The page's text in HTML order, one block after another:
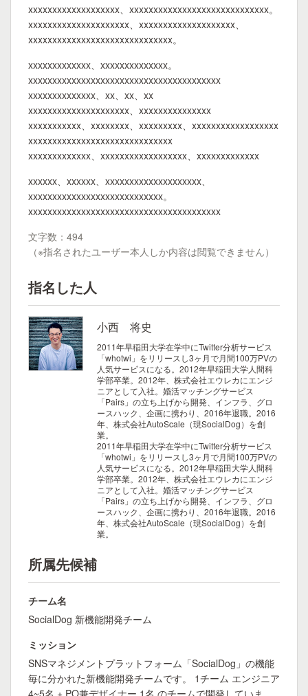
xxxxxxxxxxxxxxxxxxx、xxxxxxxxxxxxxxxxxxxxxxxxxxxxx。
xxxxxxxxxxxxxxxxxxxxx、xxxxxxxxxxxxxxxxxxxx、
xxxxxxxxxxxxxxxxxxxxxxxxxxxxxx。
xxxxxxxxxxxxx、xxxxxxxxxxxxxx。
xxxxxxxxxxxxxxxxxxxxxxxxxxxxxxxxxxxxxxxx
xxxxxxxxxxxxxx、xx、xx、xx
xxxxxxxxxxxxxxxxxxxxx、xxxxxxxxxxxxxxx
xxxxxxxxxxx、xxxxxxxx、xxxxxxxxx、xxxxxxxxxxxxxxxxxx
xxxxxxxxxxxxxxxxxxxxxxxxxxxxxx
xxxxxxxxxxxxx、xxxxxxxxxxxxxxxxxx、xxxxxxxxxxxxx
xxxxxx、xxxxxx、xxxxxxxxxxxxxxxxxxxx、
xxxxxxxxxxxxxxxxxxxxxxxxxxxx。
xxxxxxxxxxxxxxxxxxxxxxxxxxxxxxxxxxxxxxxx
文字数：494
（※指名されたユーザー本人しか内容は閲覧できません）
指名した人
小西 将史
2011年早稲田大学在学中にTwitter分析サービス
「whotwi」をリリースし3ヶ月で月間100万PVの
人気サービスになる。2012年早稲田大学人間科
学部卒業。2012年、株式会社エウレカにエンジ
ニアとして入社。婚活マッチングサービス
「Pairs」の立ち上げから開発、インフラ、グロ
ースハック、企画に携わり、2016年退職。2016
年、株式会社AutoScale（現SocialDog）を創
業。
2011年早稲田大学在学中にTwitter分析サービス
「whotwi」をリリースし3ヶ月で月間100万PVの
人気サービスになる。2012年早稲田大学人間科
学部卒業。2012年、株式会社エウレカにエンジ
ニアとして入社。婚活マッチングサービス
「Pairs」の立ち上げから開発、インフラ、グロ
ースハック、企画に携わり、2016年退職。2016
年、株式会社AutoScale（現SocialDog）を創
業。
所属先候補
チーム名
SocialDog 新機能開発チーム
ミッション
SNSマネジメントプラットフォーム「SocialDog」の機能
毎に分かれた新機能開発チームです。 1チーム エンジニア
4~5名 + PO兼デザイナー 1名 のチームで開発していま